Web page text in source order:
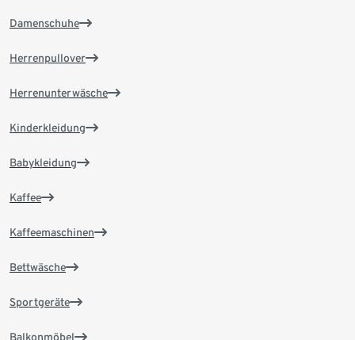
Damenschuhe
Herrenpullover
Herrenunterwäsche
Kinderkleidung
Babykleidung
Kaffee
Kaffeemaschinen
Bettwäsche
Sportgeräte
Balkonmöbel